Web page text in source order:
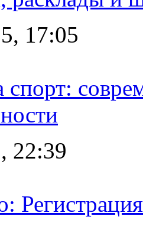
17:05
спорт:
22:39